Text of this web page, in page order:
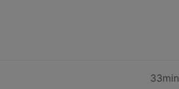
33min